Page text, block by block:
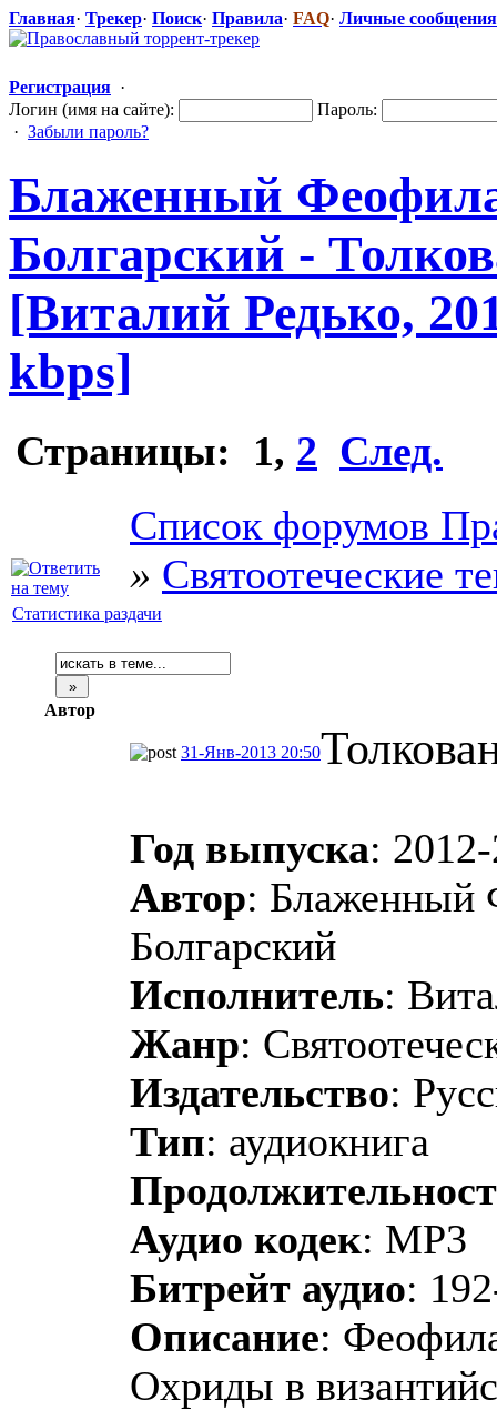
Главная· Трекер· Поиск· Правила· FAQ· Личные сообщения
Регистрация ·
Логин (имя на сайте):
Пароль:
· Забыли пароль?
Блаженный
Болгарский -
[Виталий Редько,
kbps]
Страницы: 1, 2 След.
Список форумов
» Святоотеческие
Статистика раздачи
Автор
31-Янв-2013 20:50
Год выпуска:
Автор: Блаженный
Болгарский
Исполнитель:
Жанр:
Издательство:
Тип: аудиокнига
Аудио кодек: MP3
Битрейт аудио:
Описание:
Охриды в